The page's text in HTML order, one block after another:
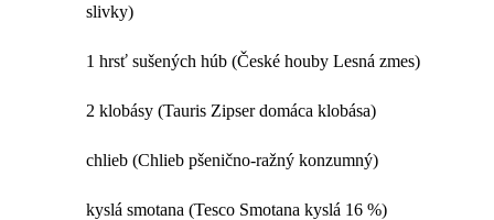
slivky)
1 hrsť sušených húb (České houby Lesná zmes)
2 klobásy (Tauris Zipser domáca klobása)
chlieb (Chlieb pšenično-ražný konzumný)
kyslá smotana (Tesco Smotana kyslá 16 %)